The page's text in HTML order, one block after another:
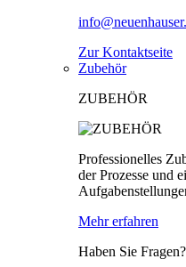
Zur Kontaktseite
Zubehör
ZUBEHÖR
Professionelles
der Prozesse und
Mehr erfahren
Haben Sie Fragen?